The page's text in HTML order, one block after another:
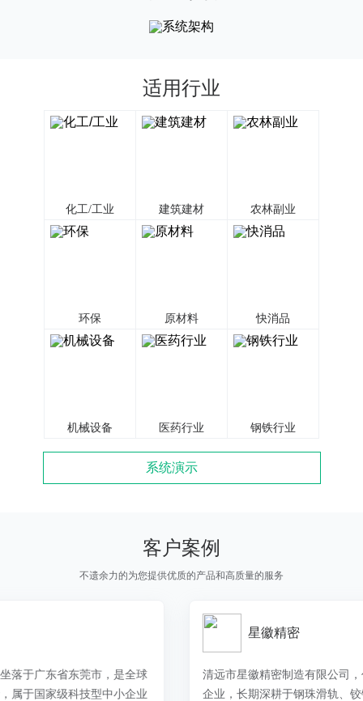
适用行业
化工/工业 建筑建材 农林副业
环保 原材料 快消品
机械设备 医药行业 钢铁行业
系统演示
客户案例
不遗余力的为您提供优质的产品和高质量的服务
清远市星徽精密制造有限公司，作为国内家居五金行业的领军
企业，长期深耕于钢珠滑轨、铰链等精密金属连接件的研发与